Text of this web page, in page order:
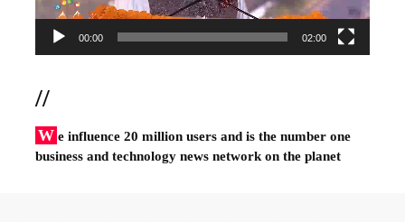
00:00 02:00
//
W e influence 20 million users and is the number one
business and technology news network on the planet